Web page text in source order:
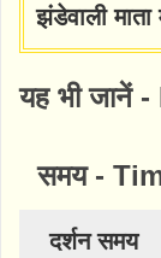
झंडेवाली माता
यह भी जानें
समय -
दर्शन समय